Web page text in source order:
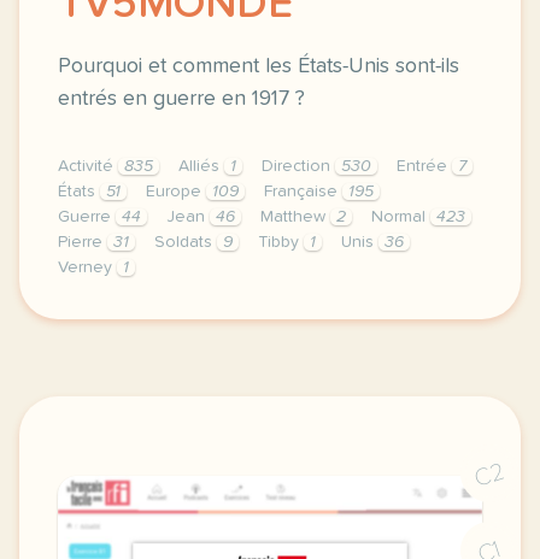
Pourquoi et comment les États-Unis sont-ils
entrés en guerre en 1917 ?
Activité 835 Alliés 1 Direction 530 Entrée
7
États
51 Europe 109 Française
195
Guerre
44 Jean 46 Matthew 2 Normal
423
Pierre
31 Soldats 9 Tibby 1 Unis
36
Verney
1
didomi host didomi components button cursor
C2
C1